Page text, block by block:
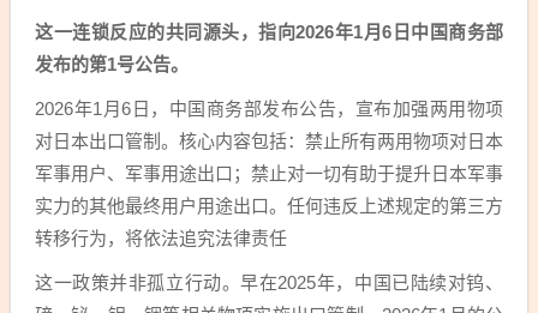
这一连锁反应的共同源头，指向2026年1月6日中国商务部
发布的第1号公告。
2026年1月6日，中国商务部发布公告，宣布加强两用物项
对日本出口管制。核心内容包括：禁止所有两用物项对日本
军事用户、军事用途出口；禁止对一切有助于提升日本军事
实力的其他最终用户用途出口。任何违反上述规定的第三方
转移行为，将依法追究法律责任
这一政策并非孤立行动。早在2025年，中国已陆续对钨、